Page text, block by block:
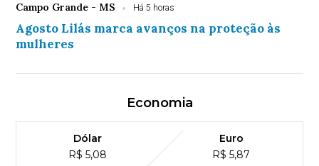
Campo Grande - MS Há 5 horas
Agosto Lilás marca avanços na proteção às
mulheres
Economia
Dólar
R$ 5,08
Euro
R$ 5,87